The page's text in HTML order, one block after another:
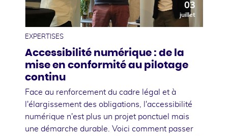
03
juillet
EXPERTISES
Accessibilité numérique : de la
mise en conformité au pilotage
continu
Face au renforcement du cadre légal et à
l'élargissement des obligations, l'accessibilité
numérique n'est plus un projet ponctuel mais
une démarche durable. Voici comment passer